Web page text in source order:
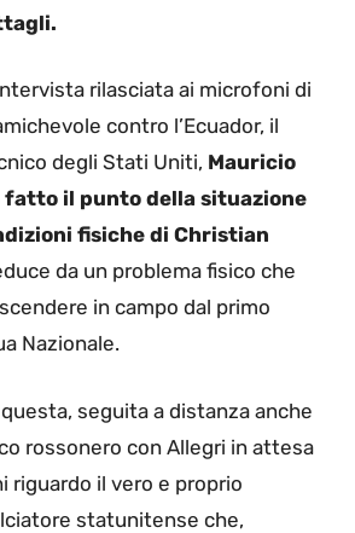
rilasciata ai microfoni di
contro l’Ecuador, il
degli Stati Uniti, Mauricio
fatto il punto della situazione
fisiche di Christian
da un problema fisico che
in campo dal primo
Nazionale.
seguita a distanza anche
rossonero con Allegri in attesa
riguardo il vero e proprio
statunitense che,